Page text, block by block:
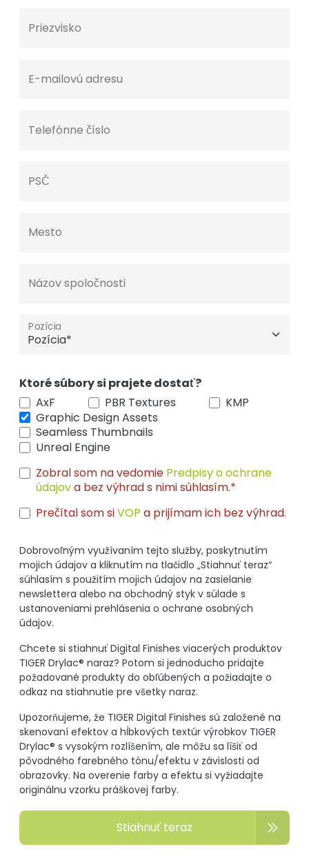
Priezvisko
E-mailovú adresu
Telefónne číslo
PSČ
Mesto
Názov spoločnosti
Pozícia
Ktoré súbory si prajete dostať?
AxF
PBR Textures
KMP
Graphic Design Assets
Seamless Thumbnails
Unreal Engine
Zobral som na vedomie Predpisy o ochrane
údajova bez výhrad s nimi súhlasím.*
Prečítal som siVOP a prijímam ich bez výhrad.
Dobrovoľným využívaním tejto služby, poskytnutím
mojich údajov a kliknutím na tlačidlo „Stiahnuť teraz“
súhlasím s použitím mojich údajov na zasielanie
newslettera alebo na obchodný styk v súlade s
ustanoveniami prehlásenia o ochrane osobných
údajov.
Chcete si stiahnuť Digital Finishes viacerých produktov
TIGER Drylac® naraz? Potom si jednoducho pridajte
požadované produkty do obľúbených a požiadajte o
odkaz na stiahnutie pre všetky naraz.
Upozorňujeme, že TIGER Digital Finishes sú založené na
skenovaní efektov a hĺbkových textúr výrobkov TIGER
Drylac® s vysokým rozlíšením, ale môžu sa líšiť od
pôvodného farebného tónu/efektu v závislosti od
obrazovky. Na overenie farby a efektu si vyžiadajte
originálnu vzorku práškovej farby.
Stiahnuť teraz